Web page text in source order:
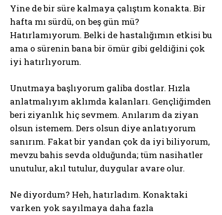
Yine de bir süre kalmaya çalıştım konakta. Bir
hafta mı sürdü, on beş gün mü?
Hatırlamıyorum. Belki de hastalığımın etkisi bu
ama o sürenin bana bir ömür gibi geldiğini çok
iyi hatırlıyorum.
Unutmaya başlıyorum galiba dostlar. Hızla
anlatmalıyım aklımda kalanları. Gençliğimden
beri ziyanlık hiç sevmem. Anılarım da ziyan
olsun istemem. Ders olsun diye anlatıyorum
sanırım. Fakat bir yandan çok da iyi biliyorum,
mevzu bahis sevda olduğunda; tüm nasihatler
unutulur, akıl tutulur, duygular avare olur.
Ne diyordum? Heh, hatırladım. Konaktaki
varken yok sayılmaya daha fazla